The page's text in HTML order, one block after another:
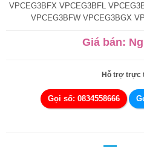
VPCEG3BFX VPCEG3BFL
VPCEG3BFW VPCEG3BGX
Giá bán:
Hỗ trợ trực
Gọi số: 0834558666